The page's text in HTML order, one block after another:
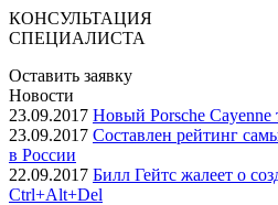
КОНСУЛЬТАЦИЯ
СПЕЦИАЛИСТА
Оставить заявку
Новости
23.09.2017 Новый Porsche Cayenne
23.09.2017 Составлен рейтинг
в России
22.09.2017 Билл Гейтс жалеет о
Ctrl+Alt+Del